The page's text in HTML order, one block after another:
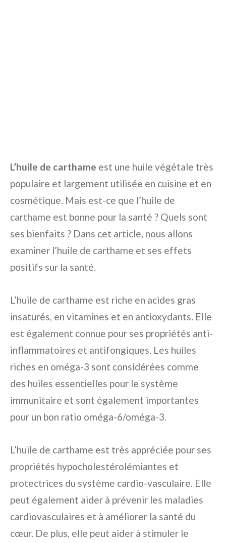
L’huile de carthame est une huile végétale très
populaire et largement utilisée en cuisine et en
cosmétique. Mais est-ce que l’huile de
carthame est bonne pour la santé ? Quels sont
ses bienfaits ? Dans cet article, nous allons
examiner l’huile de carthame et ses effets
positifs sur la santé.
L’huile de carthame est riche en acides gras
insaturés, en vitamines et en antioxydants. Elle
est également connue pour ses propriétés anti-
inflammatoires et antifongiques. Les huiles
riches en oméga-3 sont considérées comme
des huiles essentielles pour le système
immunitaire et sont également importantes
pour un bon ratio oméga-6/oméga-3.
L’huile de carthame est très appréciée pour ses
propriétés hypocholestérolémiantes et
protectrices du système cardio-vasculaire. Elle
peut également aider à prévenir les maladies
cardiovasculaires et à améliorer la santé du
cœur. De plus, elle peut aider à stimuler le